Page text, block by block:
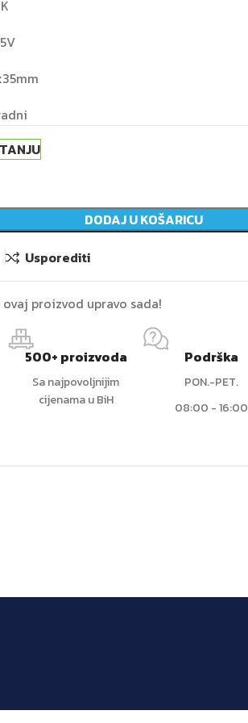
DODAJ U KOŠARICU
Usporediti
proizvod upravo sada!
500+ proizvoda
Sa najpovoljnijim
cijenama u BiH
Podrška
PON.-PET.
08:00 - 16:00